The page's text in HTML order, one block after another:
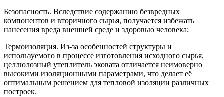
Безопасность. Вследствие содержанию безвредных
компонентов и вторичного сырья, получается избежать
нанесения вреда внешней среде и здоровью человека;
Термоизоляция. Из-за особенностей структуры и
используемого в процессе изготовления исходного сырья,
целлюлозный утеплитель эковата отличается неимоверно
высокими изоляционными параметрами, что делает её
оптимальным решением для тепловой изоляции различных
построек.